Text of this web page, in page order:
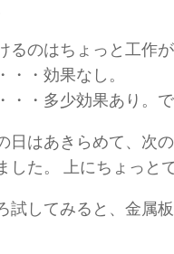
るのはちょっと工作が
・・効果なし。
・・多少効果あり。
日はあきらめて、次
した。 上にちょっと
試してみると、金属